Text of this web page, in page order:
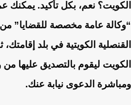
الكويت؟ نعم، بكل تأكيد. يمكنك
“وكالة عامة مخصصة للقضايا”
القنصلية الكويتية في بلد
الكويت ليقوم بالتصديق عليها من
ومباشرة الدعوى نيابة عنك.